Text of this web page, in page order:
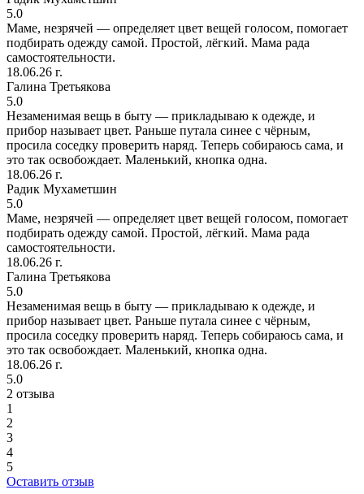
5.0
Маме, незрячей — определяет цвет вещей голосом, помогает
подбирать одежду самой. Простой, лёгкий. Мама рада
самостоятельности.
18.06.26 г.
Галина Третьякова
5.0
Незаменимая вещь в быту — прикладываю к одежде, и
прибор называет цвет. Раньше путала синее с чёрным,
просила соседку проверить наряд. Теперь собираюсь сама, и
это так освобождает. Маленький, кнопка одна.
18.06.26 г.
Радик Мухаметшин
5.0
Маме, незрячей — определяет цвет вещей голосом, помогает
подбирать одежду самой. Простой, лёгкий. Мама рада
самостоятельности.
18.06.26 г.
Галина Третьякова
5.0
Незаменимая вещь в быту — прикладываю к одежде, и
прибор называет цвет. Раньше путала синее с чёрным,
просила соседку проверить наряд. Теперь собираюсь сама, и
это так освобождает. Маленький, кнопка одна.
18.06.26 г.
5.0
2 отзыва
1
2
3
4
5
Оставить отзыв